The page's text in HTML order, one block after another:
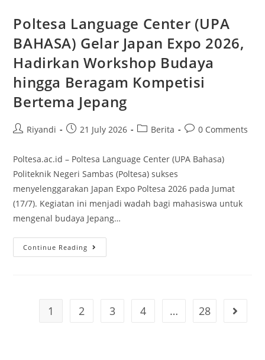
Poltesa Language Center (UPA
BAHASA) Gelar Japan Expo 2026,
Hadirkan Workshop Budaya
hingga Beragam Kompetisi
Bertema Jepang
Riyandi 21 July 2026 Berita 0 Comments
Poltesa.ac.id – Poltesa Language Center (UPA Bahasa)
Politeknik Negeri Sambas (Poltesa) sukses
menyelenggarakan Japan Expo Poltesa 2026 pada Jumat
(17/7). Kegiatan ini menjadi wadah bagi mahasiswa untuk
mengenal budaya Jepang…
Continue Reading
1 2 3 4 … 28